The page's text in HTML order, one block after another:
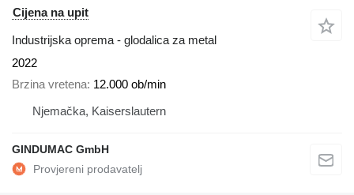
Cijena na upit
Industrijska oprema - glodalica za metal
2022
Brzina vretena 12.000 ob/min
Njemačka, Kaiserslautern
GINDUMAC GmbH